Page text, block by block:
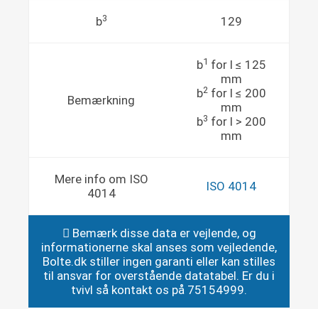
b3 129
Bemærkning
b1 for l ≤ 125
mm
b2for l ≤ 200
mm
b3 for l > 200
mm
Mere info om ISO
4014
ISO 4014
Bemærk disse data er vejlende, og
informationerne skal anses som vejledende,
Bolte.dk stiller ingen garanti eller kan stilles
til ansvar for overstående datatabel. Er du i
tvivl så kontakt os på 75154999.